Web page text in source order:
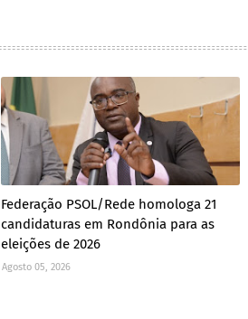
Federação PSOL/Rede homologa 21
candidaturas em Rondônia para as
eleições de 2026
Agosto 05, 2026